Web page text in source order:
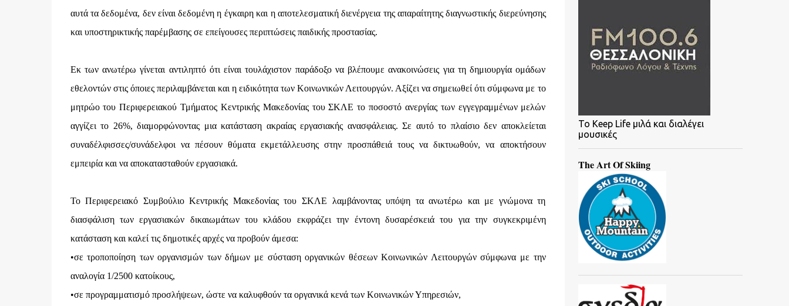
αυτά τα δεδομένα, δεν είναι δεδομένη η έγκαιρη και η αποτελεσματική διενέργεια της απαραίτητης διαγνωστικής διερεύνησης
και υποστηρικτικής παρέμβασης σε επείγουσες περιπτώσεις παιδικής προστασίας.
Εκ των ανωτέρω γίνεται αντιληπτό ότι είναι τουλάχιστον παράδοξο να βλέπουμε ανακοινώσεις για τη δημιουργία ομάδων
εθελοντών στις όποιες περιλαμβάνεται και η ειδικότητα των Κοινωνικών Λειτουργών. Αξίζει να σημειωθεί ότι σύμφωνα με το
μητρώο του Περιφερειακού Τμήματος Κεντρικής Μακεδονίας του ΣΚΛΕ το ποσοστό ανεργίας των εγγεγραμμένων μελών
αγγίζει το 26%, διαμορφώνοντας μια κατάσταση ακραίας εργασιακής ανασφάλειας. Σε αυτό το πλαίσιο δεν αποκλείεται
συναδέλφισσες/συνάδελφοι να πέσουν θύματα εκμετάλλευσης στην προσπάθειά τους να δικτυωθούν, να αποκτήσουν
εμπειρία και να αποκατασταθούν εργασιακά.
Το Περιφερειακό Συμβούλιο Κεντρικής Μακεδονίας του ΣΚΛΕ λαμβάνοντας υπόψη τα ανωτέρω και με γνώμονα τη
διασφάλιση των εργασιακών δικαιωμάτων του κλάδου εκφράζει την έντονη δυσαρέσκειά του για την συγκεκριμένη
κατάσταση και καλεί τις δημοτικές αρχές να προβούν άμεσα:
•σε τροποποίηση των οργανισμών των δήμων με σύσταση οργανικών θέσεων Κοινωνικών Λειτουργών σύμφωνα με την
αναλογία 1/2500 κατοίκους,
•σε προγραμματισμό προσλήψεων, ώστε να καλυφθούν τα οργανικά κενά των Κοινωνικών Υπηρεσιών,
To Keep Life μιλά και διαλέγει
μουσικές
The Art Of Skiing